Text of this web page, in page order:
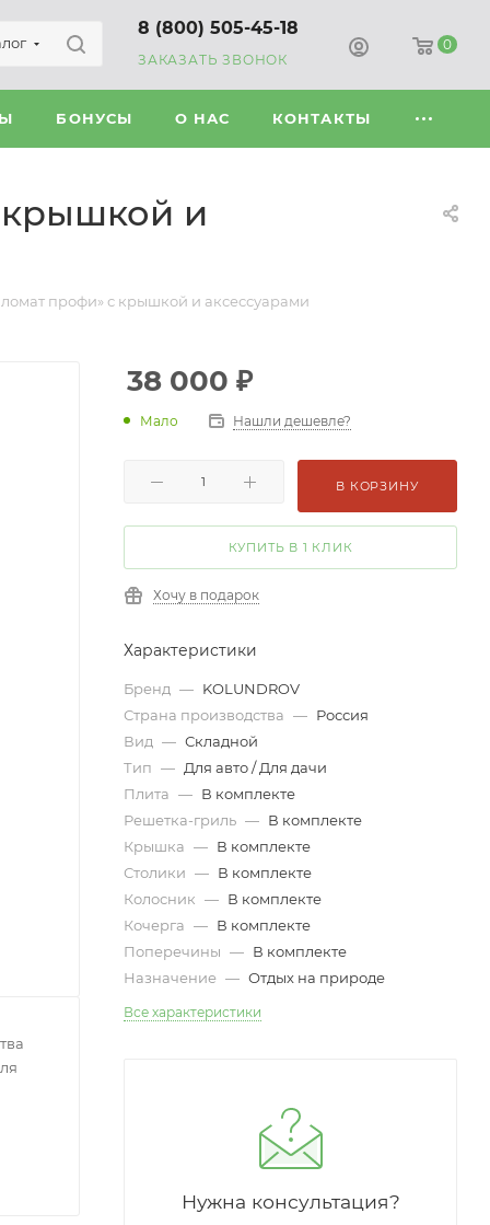
8 (800) 505-45-18
ЗАКАЗАТЬ ЗВОНОК
0
БОНУСЫ О НАС КОНТАКТЫ
и
профи» с крышкой и аксессуарами
38 000 ₽
Мало Нашли дешевле?
В КОРЗИНУ
КУПИТЬ В 1 КЛИК
Хочу в подарок
Характеристики
Бренд — KOLUNDROV
Страна производства — Россия
Вид — Складной
Тип — Для авто / Для дачи
Плита — В комплекте
Решетка-гриль — В комплекте
Крышка — В комплекте
Столики — В комплекте
Колосник — В комплекте
Кочерга — В комплекте
Поперечины — В комплекте
Назначение — Отдых на природе
Все характеристики
Нужна консультация?